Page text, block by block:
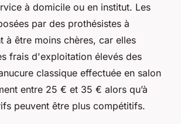
à domicile ou en institut. Les
par des prothésistes à
à être moins chères, car elles
frais d'exploitation élevés des
classique effectuée en salon
entre 25 € et 35 € alors qu’à
peuvent être plus compétitifs.